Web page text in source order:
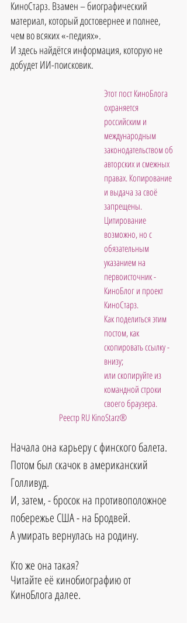
КиноСтарз. Взамен – биографический
материал, который достовернее и полнее,
чем во всяких «-педиях».
И здесь найдётся информация, которую не
добудет ИИ-поисковик.
Этот пост КиноБлога
охраняется
российским и
международным
законодательством об
авторских и смежных
правах. Копирование
и выдача за своё
запрещены.
Цитирование
возможно, но с
обязательным
указанием на
первоисточник -
КиноБлог и проект
КиноСтарз.
Как поделиться этим
постом, как
скопировать ссылку -
внизу;
или скопируйте из
командной строки
своего браузера.
Реестр RU KinoStarz®
Начала она карьеру с финского балета.
Потом был скачок в американский
Голливуд.
И, затем, - бросок на противоположное
побережье США - на Бродвей.
А умирать вернулась на родину.
Кто же она такая?
Читайте её кинобиографию от
КиноБлога далее.